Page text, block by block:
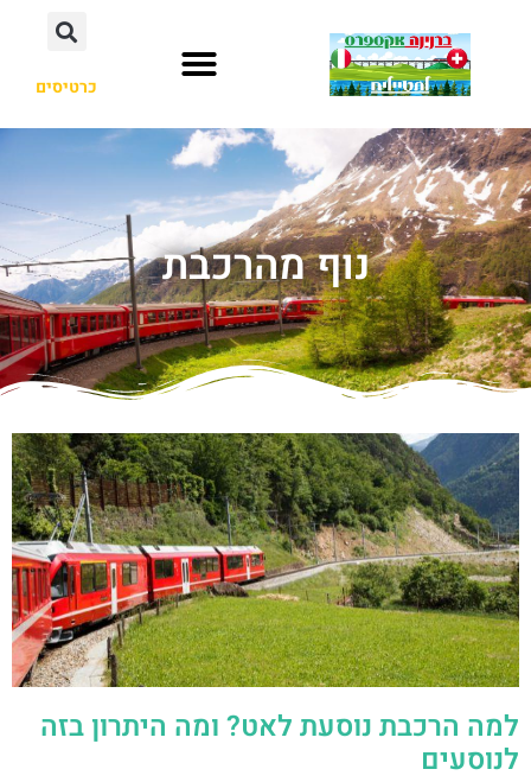
כרטיסים
נוף מהרכבת
למה הרכבת נוסעת לאט? ומה היתרון בזה
לנוסעים